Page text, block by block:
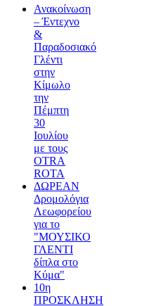
Ανακοίνωση
– Έντεχνο
&
Παραδοσιακό
Γλέντι
στην
Κίμωλο
την
Πέμπτη
30
Ιουλίου
με τους
OTRA
ROTA
ΔΩΡΕΑΝ
Δρομολόγια
Λεωφορείου
για το
"ΜΟΥΣΙΚΟ
ΓΛΕΝΤΙ
δίπλα στο
Κύμα"
10η
ΠΡΟΣΚΛΗΣΗ